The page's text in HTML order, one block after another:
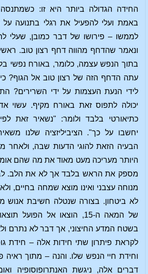
החידה הגדולה ביותר היא זו:
באמת ועלי להפעיל את רגלי בתנועה
לממשו – פירושו של דבר כמובן, שעלי
ונאמר שהדחף מהווה דחף רצון טוב.
בתוך הנפש עצמה, כלומר, באורח נפשי
עתה הדחף הזה של רצון טוב אל הגוף?
לידי הנעת העצמות על ידי השרירים?
יכולה לתפוס זאת באורח מקיף. עשוי
כתיאורטי בלבד ולומר: "נשאיר זאת
יחשבו על כך". הציביליזציה שלנו
הבעיה הזאת להוגי הדעות שבה, ולאחר
היותר מעריכה מעט מאוד את מה שהם
מספק את הראש בלבד אך לא את הלב.
מנוחה עצבני ואינו מוצא שמחה בחיים,
לא ביטחון. בצורה שנטלה חשיבת אנוש
של המאה ה-15, הוצאו אל הפועל
בשטח המדע החיצוני, אך דבר לא נתרם
לקראת פיתרון שתי חידות אלה – חידת
וחידת חיי הנפש שלו. והנה – מתוך ראיה
דברים אלה, ניגשת האנתרופוסופיה